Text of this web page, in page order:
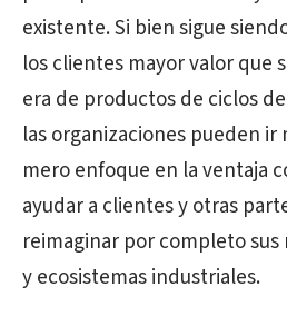
existente. Si bien sigue
los clientes mayor valor que
era de productos de ciclos
las organizaciones pueden ir
mero enfoque en la ventaja
ayudar a clientes y otras
reimaginar por completo
y ecosistemas industriales.